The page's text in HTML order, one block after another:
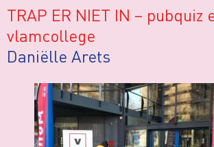
TRAP ER NIET IN – pubquiz
vlamcollege
Daniëlle Arets